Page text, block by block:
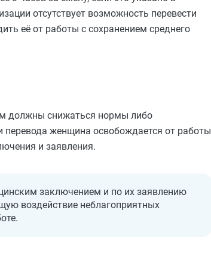
отсутствует возможность перевести
её от работы с сохранением среднего
должны снижаться нормы либо
женщина освобождается от работы
и заявления.
заключением и по их заявлению
воздействие неблагоприятных